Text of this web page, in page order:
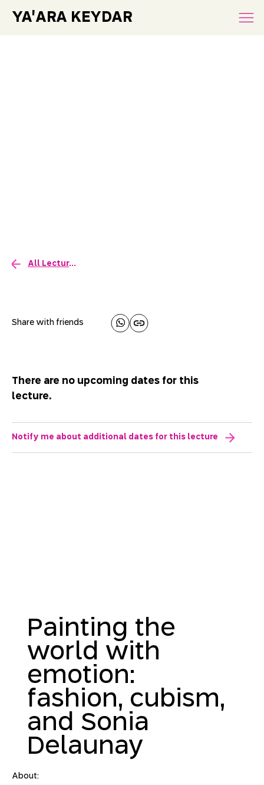
YA'ARA KEYDAR
All Lectures
Painting the
world with
emotion:
fashion, cubism,
and Sonia
Delaunay
About:
Share with friends
There are no upcoming dates for this
lecture.
Notify me about additional dates for this lecture